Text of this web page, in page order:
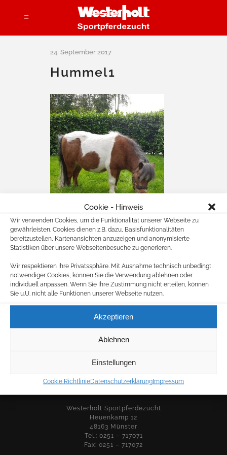
Cookie - Hinweis
Wir verwenden Cookies, um die Funktionalität unserer Webseite zu
gewährleisten. Cookies dienen z.B. dazu, Basisfunktionalitäten
bereitzustellen, Kartenansichten anzuzeigen und anonymisierte
Statistiken über unsere Webseitenbesuche zu generieren.
Wir respektieren Ihre Privatssphäre. Mit Ausnahme technisch unbedingt
notwendiger Cookies, können Sie die Verwendung ablehnen oder
individuell anpassen. Wenn Sie Ihre Zustimmung nicht erteilen, können
Sie u.U. nicht alle Funktionen unserer Webseite nutzen.
Akzeptieren
Ablehnen
Einstellungen
Cookie RichtlinieDatenschutzerklärungImpressum
Hummel1
BETRIEB:
Kappenberger Damm 320
48163 Münster
Tel.: 0251 – 97427590
Westerholt Sportpferdezucht
Heuenkamp 12
48163 Münster
Tel.: 0251 – 717071
Fax: 0251 – 717072